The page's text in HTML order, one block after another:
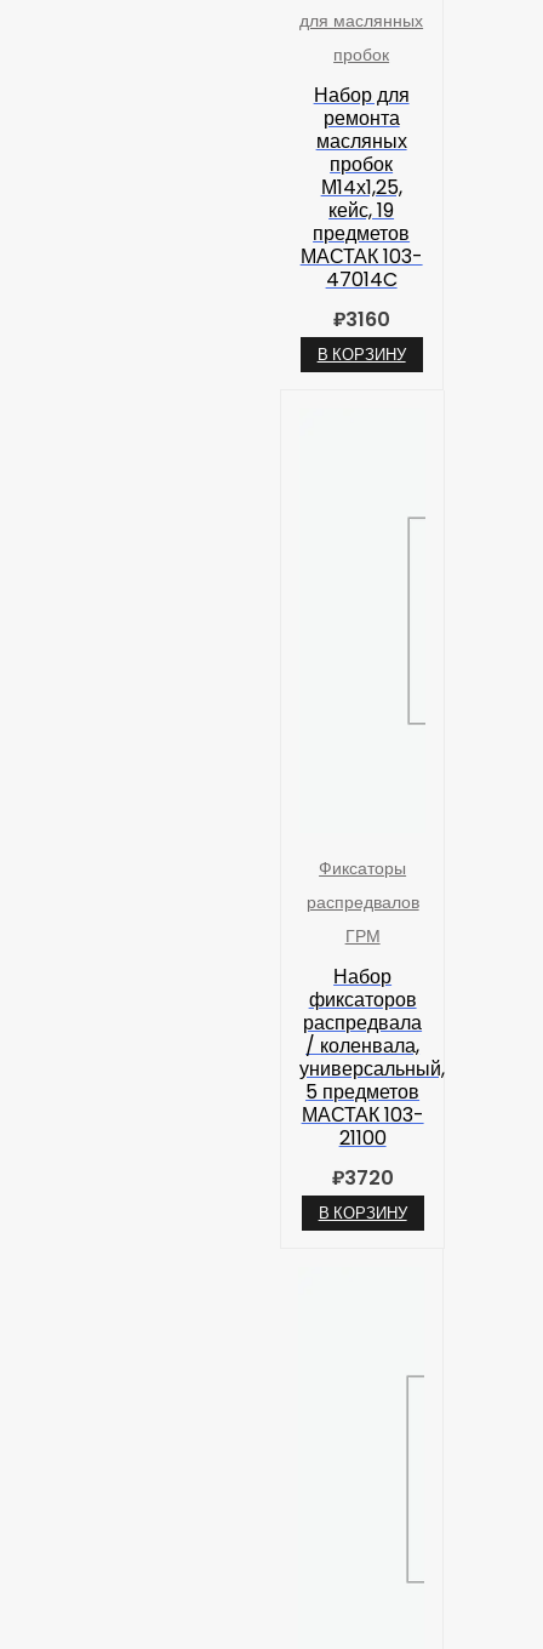
для маслянных
пробок
Набор для
ремонта
масляных
пробок
М14х1,25,
кейс, 19
предметов
МАСТАК 103-
47014C
₽3160
В КОРЗИНУ
Фиксаторы
распредвалов
ГРМ
Набор
фиксаторов
распредвала
/ коленвала,
универсальный,
5 предметов
МАСТАК 103-
21100
₽3720
В КОРЗИНУ